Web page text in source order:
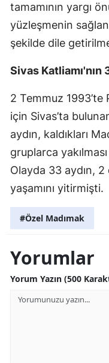
tamamının yargı
yüzleşmenin
şekilde dile
Sivas Katliamı'nın
2 Temmuz
için Sivas’ta
aydın, kaldıkları
gruplarca
Olayda 33 aydın, 2
yaşamını yitirmişti.
#Özel Madımak
Yorumlar
Yorum Yazın (500